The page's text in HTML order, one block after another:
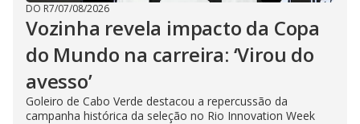
DO R7/07/08/2026
Vozinha revela impacto da Copa
do Mundo na carreira: ‘Virou do
avesso’
Goleiro de Cabo Verde destacou a repercussão da
campanha histórica da seleção no Rio Innovation Week